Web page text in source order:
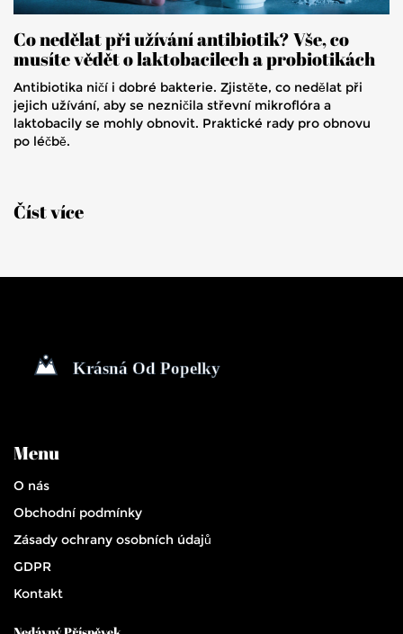
Co nedělat při užívání antibiotik? Vše, co
musíte vědět o laktobacilech a probiotikách
Antibiotika ničí i dobré bakterie. Zjistěte, co nedělat při
jejich užívání, aby se nezničila střevní mikroflóra a
laktobacily se mohly obnovit. Praktické rady pro obnovu
po léčbě.
Číst více
Menu
O nás
Obchodní podmínky
Zásady ochrany osobních údajů
GDPR
Kontakt